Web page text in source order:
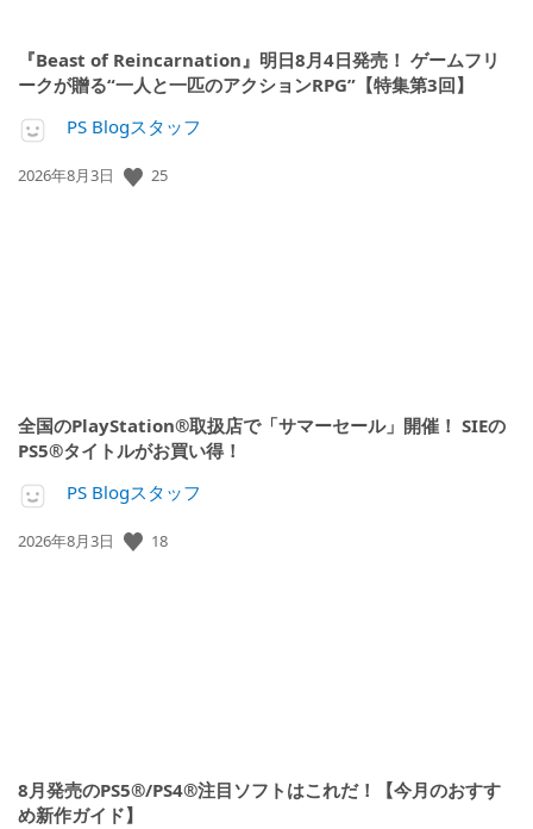
『Beast of Reincarnation』明日8月4日発売！ ゲームフリ
ークが贈る“一人と一匹のアクションRPG”【特集第3回】
PS Blogスタッフ
公
2026年8月3日 25
全国のPlayStation®取扱店で「サマーセール」開催！ SIEの
PS5®タイトルがお買い得！
PS Blogスタッフ
公
2026年8月3日 18
8月発売のPS5®/PS4®注目ソフトはこれだ！【今月のおすす
め新作ガイド】